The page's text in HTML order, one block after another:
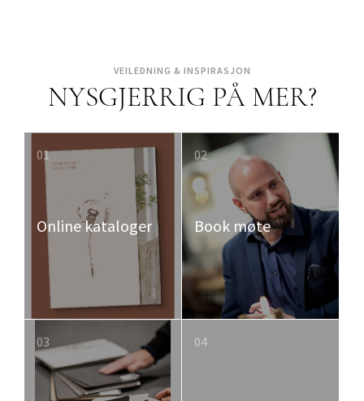
VEILEDNING & INSPIRASJON
NYSGJERRIG PÅ MER?
01
Online kataloger
02
Book møte
03 04